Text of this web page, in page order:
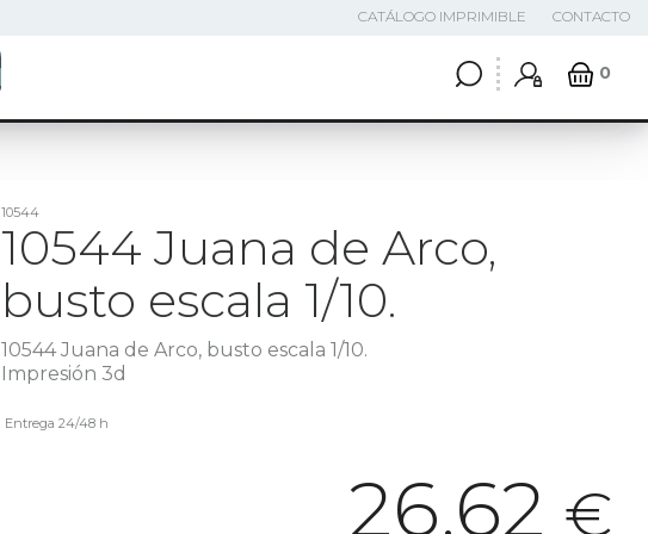
0
CATÁLOGO IMPRIMIBLE CONTACTO
10544
10544 Juana de Arco,
busto escala 1/10.
10544 Juana de Arco, busto escala 1/10.
Impresión 3d
Entrega 24/48 h
26,62 €